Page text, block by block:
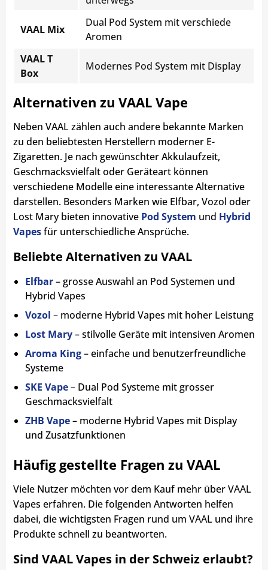
VAAL Mix
Dual Pod System mit verschiede
Aromen
VAAL T
Box
Modernes Pod System mit Display
Alternativen zu VAAL Vape
Neben VAAL zählen auch andere bekannte Marken
zu den beliebtesten Herstellern moderner E-
Zigaretten. Je nach gewünschter Akkulaufzeit,
Geschmacksvielfalt oder Geräteart können
verschiedene Modelle eine interessante Alternative
darstellen. Besonders Marken wie Elfbar, Vozol oder
Lost Mary bieten innovative Pod System und Hybrid
Vapesfür unterschiedliche Ansprüche.
Beliebte Alternativen zu VAAL
Elfbar– grosse Auswahl an Pod Systemen und
Hybrid Vapes
Vozol – moderne Hybrid Vapes mit hoher Leistung
Lost Mary– stilvolle Geräte mit intensiven Aromen
Aroma King– einfache und benutzerfreundliche
Systeme
SKE Vape– Dual Pod Systeme mit grosser
Geschmacksvielfalt
ZHB Vape– moderne Hybrid Vapes mit Display
und Zusatzfunktionen
Häufig gestellte Fragen zu VAAL
Viele Nutzer möchten vor dem Kauf mehr über VAAL
Vapes erfahren. Die folgenden Antworten helfen
dabei, die wichtigsten Fragen rund um VAAL und ihre
Produkte schnell zu beantworten.
Sind VAAL Vapes in der Schweiz erlaubt?